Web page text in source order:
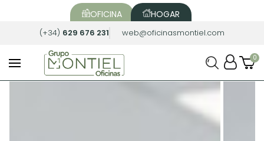
OFICINA HOGAR
(+34) 629 676 231 web@oficinasmontiel.com